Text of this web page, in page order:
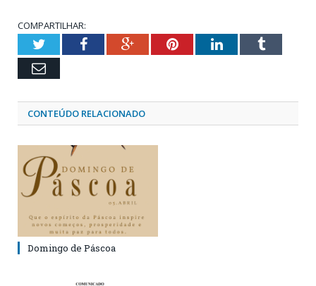
COMPARTILHAR:
TwitterFacebookGoogle+PinterestLinkedInTumblr
Email
CONTEÚDO RELACIONADO
Domingo de Páscoa